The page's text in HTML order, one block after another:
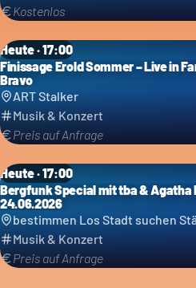
Kostenlos
Heute · 17:00
Finissage Erold Sommer – Live in
Bravo
ART Stalker
Musik & Konzert
Preis auf Anfrage
Heute · 17:00
Bergfunk Special mit tba & Agatha
24.06.2026
bestimmen Los Stadt suchen
Musik & Konzert
Preis auf Anfrage